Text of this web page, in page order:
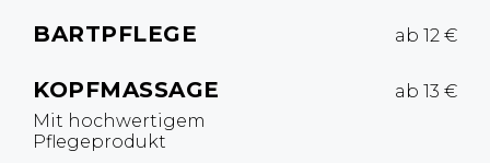
BARTPFLEGE ab 12 €
KOPFMASSAGE
ab 13 €
Mit hochwertigem
Pflegeprodukt